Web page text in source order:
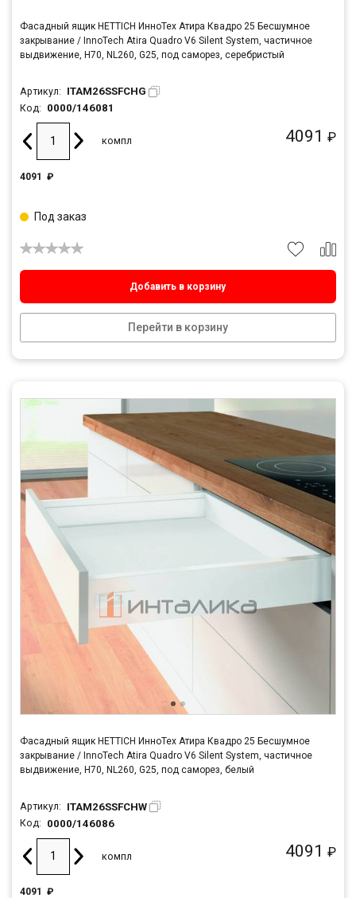
Фасадный ящик HETTICH ИнноТех Атира Квадро 25 Бесшумное
закрывание / InnoTech Atira Quadro V6 Silent System, частичное
выдвижение, H70, NL260, G25, под саморез, серебристый
Артикул: ITAM26SSFCHG
Код: 0000/146081
4091 ₽
компл
4091 ₽
Добавить в корзину
Перейти в корзину
Под заказ
Фасадный ящик HETTICH ИнноТех Атира Квадро 25 Бесшумное
закрывание / InnoTech Atira Quadro V6 Silent System, частичное
выдвижение, H70, NL260, G25, под саморез, белый
Артикул: ITAM26SSFCHW
Код: 0000/146086
4091 ₽
компл
4091 ₽